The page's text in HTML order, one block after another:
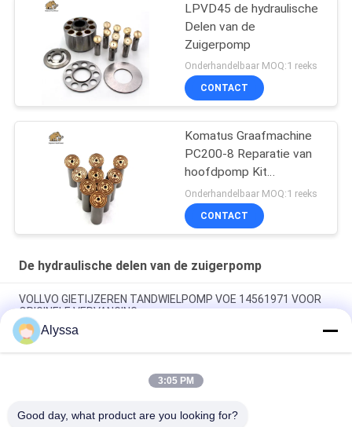
LPVD45 de hydraulische
Delen van de
Zuigerpomp
Onderhandelbaar MOQ:1 reeks
CONTACT
Komatus Graafmachine
PC200-8 Reparatie van
hoofdpomp Kit
Hydraulische pomp
Onderdeel zuigerpomp
Onderhoud reparatie
Onderhandelbaar MOQ:1 reeks
CONTACT
De hydraulische delen van de zuigerpomp
VOLLVO GIETIJZEREN TANDWIELPOMP VOE 14561971 VOOR
ORIGINELE VERVANGING
VOLLVO GIETIJZEREN TANDWIELPOMP VOE 14537295 VOOR
ORIGINELE VERVANGING
VOLLVO GEGEERPOMP VOE 14782798 voor de oorspronkelijke
Alyssa
3:05 PM
Good day, what product are you looking for?